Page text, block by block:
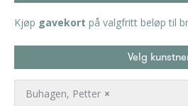
Kjøp gavekort på valgfritt beløp til
Velg
×
Buhagen, Petter